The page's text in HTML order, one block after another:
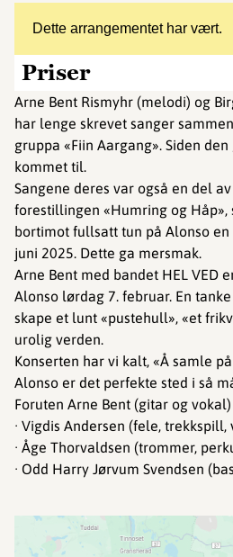
Dette arrangementet har vært.
Priser
Arne Bent Rismyhr (melodi) og
har lenge skrevet sanger
gruppa «Fiin Aargang». Siden
kommet til.
Sangene deres var også en del
forestillingen «Humring og
bortimot fullsatt tun på Alonso
juni 2025. Dette ga mersmak.
Arne Bent med bandet HEL VED
Alonso lørdag 7. februar. En
skape et lunt «pustehull», «et
urolig verden.
Konserten har vi kalt, «Å samle
Alonso er det perfekte sted i så
Foruten Arne Bent (gitar og
· Vigdis Andersen (fele, trekkspill,
· Åge Thorvaldsen (trommer,
· Odd Harry Jørvum Svendsen